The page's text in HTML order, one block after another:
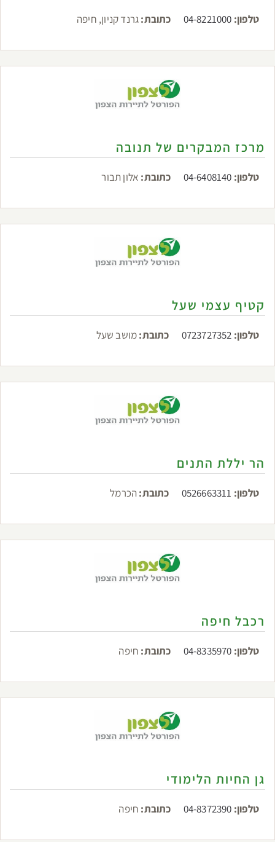
טלפון: 04-8221000 כתובת:גרנד קניון, חיפה
מרכז המבקרים של תנובה
טלפון: 04-6408140 כתובת: אלון תבור
קטיף עצמי שעל
טלפון: 0723727352 כתובת:מושב שעל
הר יללת התנים
טלפון: 0526663311 כתובת:הכרמל
רכבל חיפה
טלפון: 04-8335970 כתובת: חיפה
גן החיות הלימודי
טלפון: 04-8372390 כתובת: חיפה